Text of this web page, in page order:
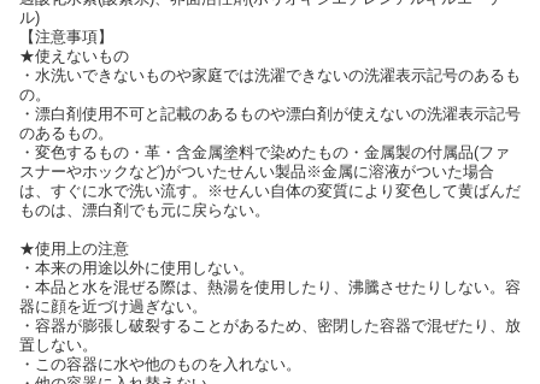
ル)
【注意事項】
★使えないもの
・水洗いできないものや家庭では洗濯できないの洗濯表示記号のあるも
の。
・漂白剤使用不可と記載のあるものや漂白剤が使えないの洗濯表示記号
のあるもの。
・変色するもの・革・含金属塗料で染めたもの・金属製の付属品(ファ
スナーやホックなど)がついたせんい製品※金属に溶液がついた場合
は、すぐに水で洗い流す。※せんい自体の変質により変色して黄ばんだ
ものは、漂白剤でも元に戻らない。
★使用上の注意
・本来の用途以外に使用しない。
・本品と水を混ぜる際は、熱湯を使用したり、沸騰させたりしない。容
器に顔を近づけ過ぎない。
・容器が膨張し破裂することがあるため、密閉した容器で混ぜたり、放
置しない。
・この容器に水や他のものを入れない。